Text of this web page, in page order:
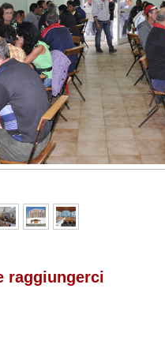
raggiungerci